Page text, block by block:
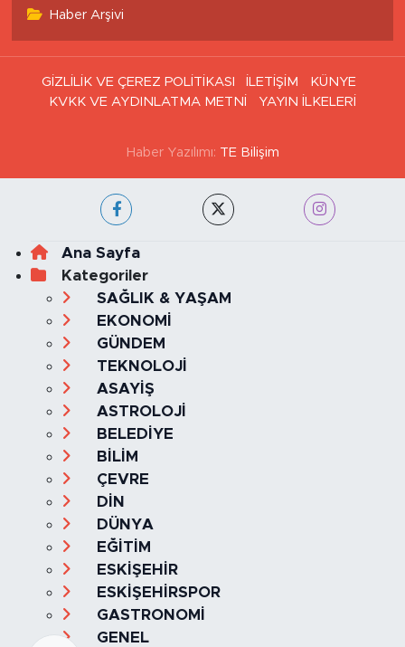
Haber Arşivi
GİZLİLİK VE ÇEREZ POLİTİKASI İLETİŞİM
KÜNYE
KVKK VE AYDINLATMA METNİ
YAYIN İLKELERİ
Haber Yazılımı: TE Bilişim
Ana Sayfa
Kategoriler
SAĞLIK & YAŞAM
EKONOMİ
GÜNDEM
TEKNOLOJİ
ASAYİŞ
ASTROLOJİ
BELEDİYE
BİLİM
ÇEVRE
DİN
DÜNYA
EĞİTİM
ESKİŞEHİR
ESKİŞEHİRSPOR
GASTRONOMİ
GENEL